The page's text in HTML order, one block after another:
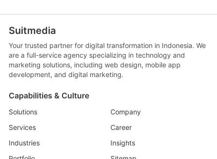
Suitmedia
Your trusted partner for digital transformation in Indonesia. We
are a full-service agency specializing in technology and
marketing solutions, including web design, mobile app
development, and digital marketing.
Capabilities & Culture
Solutions
Company
Services
Career
Industries
Insights